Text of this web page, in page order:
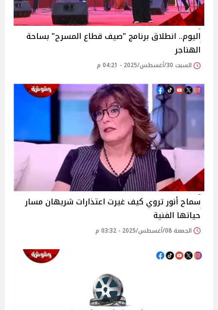
اليوم.. انطلاق برنامج "صيف قطاع المسرح" بساحة
الهناجر
السبت 30/أغسطس/2025 - 04:21 م
سماح أنور تروي كيف غيرت اعتذارات شريهان مسار
حياتها الفنية‎
الجمعة 08/أغسطس/2025 - 03:32 م